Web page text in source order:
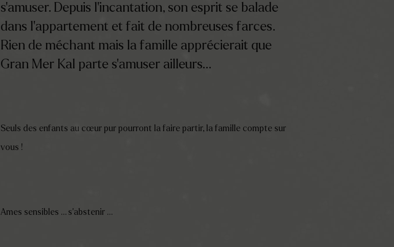
s’amuser. Depuis l’incantation, son esprit se balade
dans l’appartement et fait de nombreuses farces.
Rien de méchant mais la famille apprécierait que
Gran Mer Kal parte s’amuser ailleurs…
Seuls des enfants au cœur pur pourront la faire partir, la famille compte sur
vous !
Ames sensibles … s’abstenir …